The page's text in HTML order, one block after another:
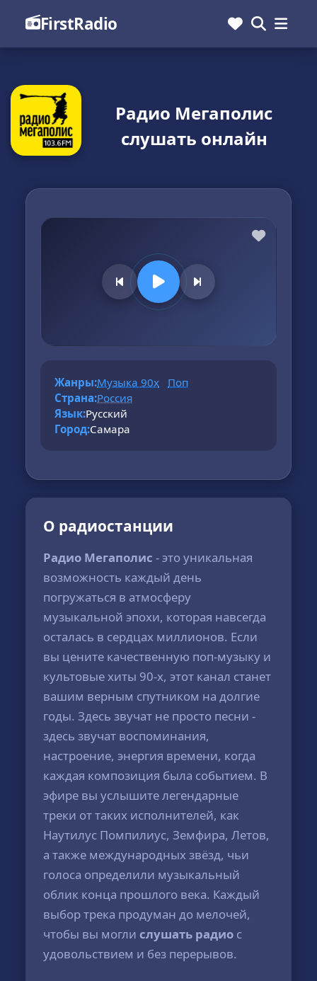
FirstRadio
Радио Мегаполис
слушать онлайн
Жанры:Музыка 90х
Поп
Страна:Россия
Язык:Русский
Город:Самара
О радиостанции
Радио Мегаполис - это уникальная
возможность каждый день
погружаться в атмосферу
музыкальной эпохи, которая навсегда
осталась в сердцах миллионов. Если
вы цените качественную поп-музыку и
культовые хиты 90-х, этот канал станет
вашим верным спутником на долгие
годы. Здесь звучат не просто песни -
здесь звучат воспоминания,
настроение, энергия времени, когда
каждая композиция была событием. В
эфире вы услышите легендарные
треки от таких исполнителей, как
Наутилус Помпилиус, Земфира, Летов,
а также международных звёзд, чьи
голоса определили музыкальный
облик конца прошлого века. Каждый
выбор трека продуман до мелочей,
чтобы вы могли слушать радио с
удовольствием и без перерывов.